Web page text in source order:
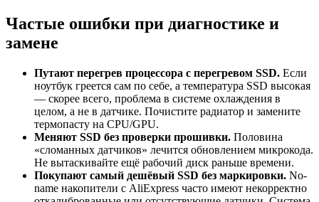
Частые ошибки при диагностике и
замене
Путают перегрев процессора с перегревом SSD. Если
ноутбук греется сам по себе, а температура SSD высокая
— скорее всего, проблема в системе охлаждения в
целом, а не в датчике. Почистите радиатор и замените
термопасту на CPU/GPU.
Меняют SSD без проверки прошивки. Половина
«сломанных датчиков» лечится обновлением микрокода.
Не вытаскивайте ещё рабочий диск раньше времени.
Покупают самый дешёвый SSD без маркировки. No-
name накопители с AliExpress часто имеют некорректно